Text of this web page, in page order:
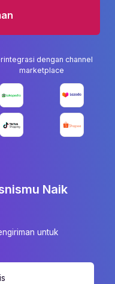
dengan channel
marketplace
Naik
untuk